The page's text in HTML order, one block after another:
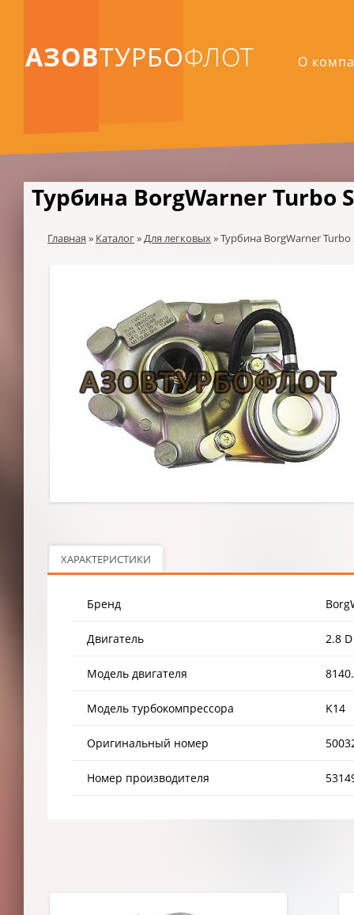
АЗОВТУРБОФЛОТ О
Турбина BorgWarner Turbo
Главная » Каталог»Для легковых»Турбина BorgWarner Turbo
ХАРАКТЕРИСТИКИ
Бренд
Двигатель 2.8 D
Модель двигателя
Модель турбокомпрессора K14
Оригинальный номер
Номер производителя